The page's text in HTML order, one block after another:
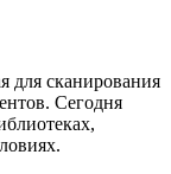
для сканирования
Сегодня